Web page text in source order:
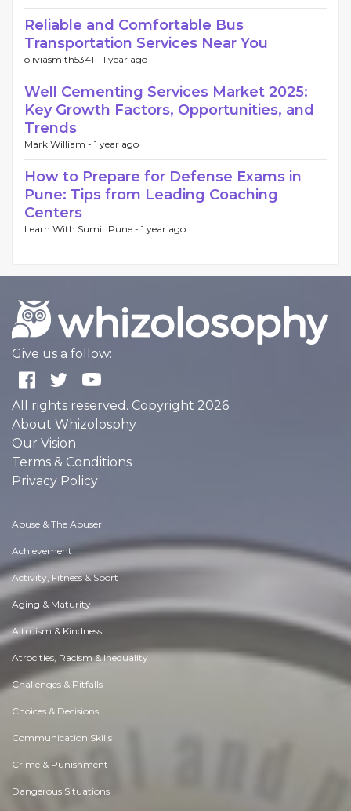
Reliable and Comfortable Bus
Transportation Services Near You
oliviasmith5341 - 1 year ago
Well Cementing Services Market 2025:
Key Growth Factors, Opportunities, and
Trends
Mark William - 1 year ago
How to Prepare for Defense Exams in
Pune: Tips from Leading Coaching
Centers
Learn With Sumit Pune - 1 year ago
Give us a follow:
All rights reserved. Copyright 2026
About Whizolosphy
Our Vision
Terms & Conditions
Privacy Policy
Abuse & The Abuser
Achievement
Activity, Fitness & Sport
Aging & Maturity
Altruism & Kindness
Atrocities, Racism & Inequality
Challenges & Pitfalls
Choices & Decisions
Communication Skills
Crime & Punishment
Dangerous Situations